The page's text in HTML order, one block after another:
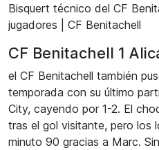
Bisquert técnico del CF
jugadores | CF Benitachell
CF Benitachell 1
el CF Benitachell también
temporada con su último
City, cayendo por 1-2. El
tras el gol visitante, pero los
minuto 90 gracias a Marc.